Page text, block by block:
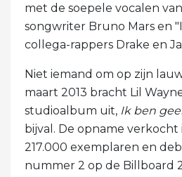
met de soepele vocalen
songwriter Bruno Mars en
collega-rappers Drake en
Niet iemand om op zijn
maart 2013 bracht Lil
studioalbum uit, Ik ben
bijval. De opname
217.000 exemplaren en
nummer 2 op de Billboard